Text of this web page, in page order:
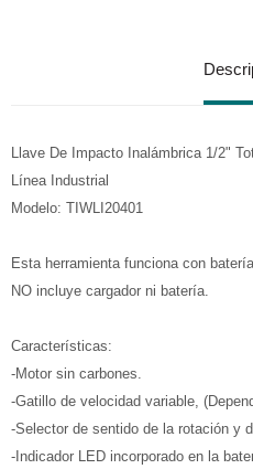
Llave De Impacto Inalámbrica 1/2"
Línea Industrial
Modelo: TIWLI20401
Esta herramienta funciona con
NO incluye cargador ni batería.
Características:
-Motor sin carbones.
-Gatillo de velocidad variable,
-Selector de sentido de la rotación y
-Indicador LED incorporado en la